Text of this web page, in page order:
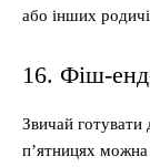
або інших
16. Фіш-
Звичай готувати
п’ятницях